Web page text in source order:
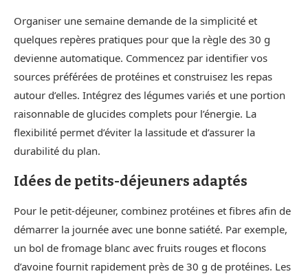
Organiser une semaine demande de la simplicité et
quelques repères pratiques pour que la règle des 30 g
devienne automatique. Commencez par identifier vos
sources préférées de protéines et construisez les repas
autour d’elles. Intégrez des légumes variés et une portion
raisonnable de glucides complets pour l’énergie. La
flexibilité permet d’éviter la lassitude et d’assurer la
durabilité du plan.
Idées de petits-déjeuners adaptés
Pour le petit-déjeuner, combinez protéines et fibres afin de
démarrer la journée avec une bonne satiété. Par exemple,
un bol de fromage blanc avec fruits rouges et flocons
d’avoine fournit rapidement près de 30 g de protéines. Les